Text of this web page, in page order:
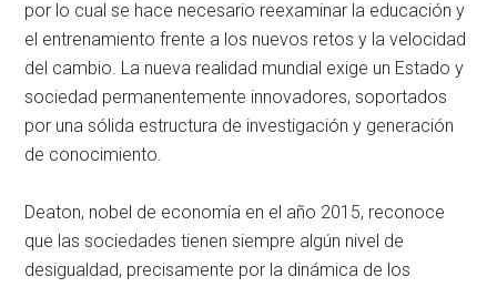
por lo cual se hace necesario reexaminar la educación y
el entrenamiento frente a los nuevos retos y la velocidad
del cambio. La nueva realidad mundial exige un Estado y
sociedad permanentemente innovadores, soportados
por una sólida estructura de investigación y generación
de conocimiento.
Deaton, nobel de economía en el año 2015, reconoce
que las sociedades tienen siempre algún nivel de
desigualdad, precisamente por la dinámica de los